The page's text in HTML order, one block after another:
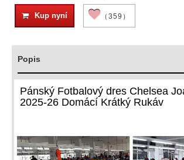
Kup nyní （359）
Popis
Pánský Fotbalový dres Chelsea
2025-26 Domácí Krátký Rukáv